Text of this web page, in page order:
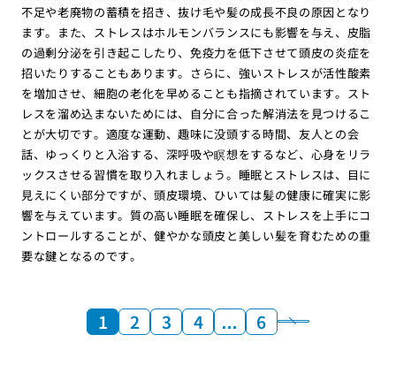
不足や老廃物の蓄積を招き、抜け毛や髪の成長不良の原因となり
ます。また、ストレスはホルモンバランスにも影響を与え、皮脂
の過剰分泌を引き起こしたり、免疫力を低下させて頭皮の炎症を
招いたりすることもあります。さらに、強いストレスが活性酸素
を増加させ、細胞の老化を早めることも指摘されています。スト
レスを溜め込まないためには、自分に合った解消法を見つけるこ
とが大切です。適度な運動、趣味に没頭する時間、友人との会
話、ゆっくりと入浴する、深呼吸や瞑想をするなど、心身をリラ
ックスさせる習慣を取り入れましょう。睡眠とストレスは、目に
見えにくい部分ですが、頭皮環境、ひいては髪の健康に確実に影
響を与えています。質の高い睡眠を確保し、ストレスを上手にコ
ントロールすることが、健やかな頭皮と美しい髪を育むための重
要な鍵となるのです。
1 2 3 4 … 6